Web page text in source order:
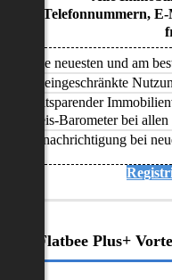
Alle Telefonnummern,
Alle neuesten und am
Uneingeschränkte
Zeitsparender
Preis-Barometer bei
Benachrichtigung bei
Flatbee Plus+